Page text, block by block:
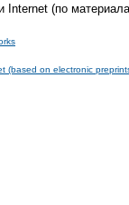
(по
(based on electronic